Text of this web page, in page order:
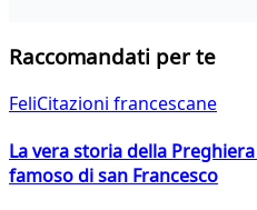
Raccomandati per te
FeliCitazioni francescane
La vera storia della
famoso di san Francesco